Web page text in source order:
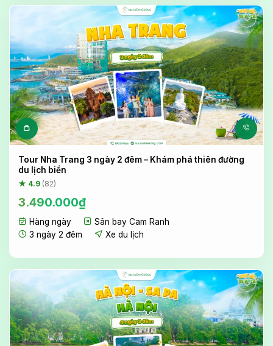
Tour Nha Trang 3 ngày 2 đêm – Khám phá thiên đường
du lịch biển
★ 4.9 (82)
3.490.000₫
Hàng ngày
Sân bay Cam Ranh
3 ngày 2 đêm
Xe du lịch